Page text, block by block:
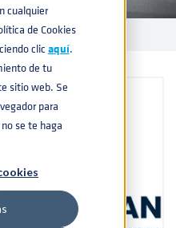
cualquier
de Cookies
clic aquí.
de tu
sitio web. Se
para
se te haga